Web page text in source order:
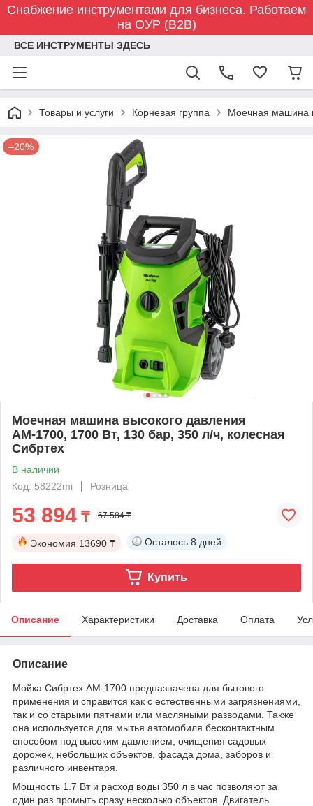
Снабжение инструментами для бизнеса. Работаем
на ОУР (B2B)
ВСЕ ИНСТРУМЕНТЫ ЗДЕСЬ
Товары и услуги Корневая группа Моечная машина
–20%
Моечная машина высокого давления
АМ-1700, 1700 Вт, 130 бар, 350 л/ч, колесная
Сибртех
В наличии
Код: 58222mi
Розница
53 894 ₸ 67 584 ₸
Экономия 13690 ₸ Осталось 8 дней
Купить
Описание Характеристики Доставка Оплата
Описание
Мойка Сибртех АМ-1700 предназначена для бытового
применения и справится как с естественными загрязнениями,
так и со старыми пятнами или масляными разводами. Также
она используется для мытья автомобиля бесконтактным
способом под высоким давлением, очищения садовых
дорожек, небольших объектов, фасада дома, заборов и
различного инвентаря.
Мощность 1.7 Вт и расход воды 350 л в час позволяют за
один раз промыть сразу несколько объектов. Двигатель